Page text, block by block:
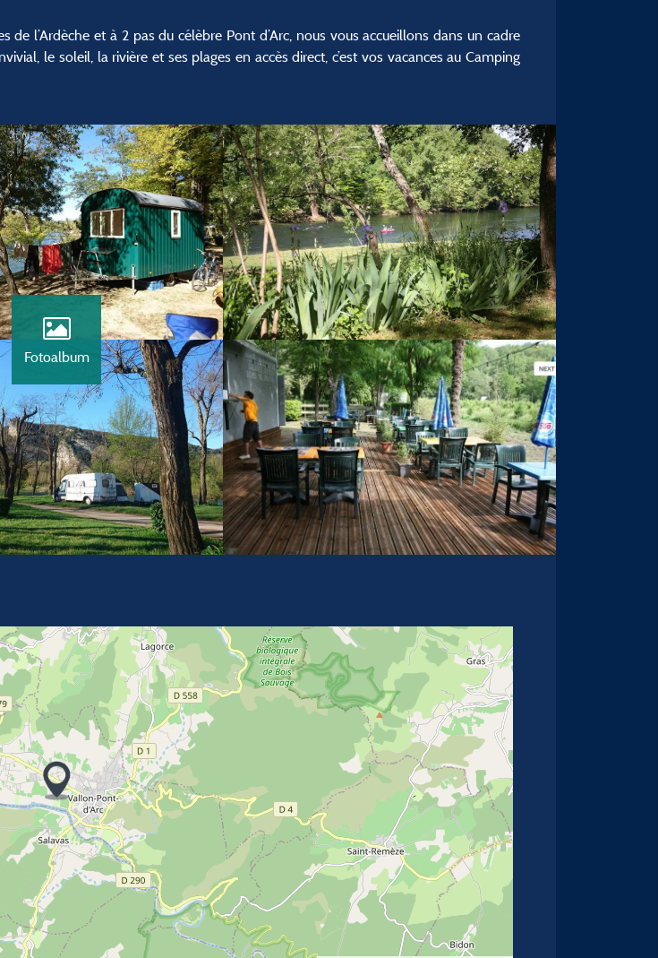
l’Ardèche et à 2 pas du célèbre Pont d’Arc, nous vous accueillons dans un cadre
le soleil, la rivière et ses plages en accès direct, c’est vos vacances au Camping
Fotoalbum